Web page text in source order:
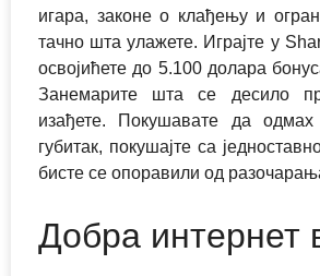
игара, законе о клађењу и
тачно шта улажете. Играјте у
освојићете до 5.100 долара
Занемарите шта се десило
изађете. Покушавате да одмах
губитак, покушајте са
бисте се опоравили од
Добра интернет